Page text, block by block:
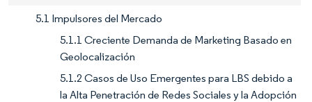
5.1 Impulsores del Mercado
5.1.1 Creciente Demanda de Marketing Basado en
Geolocalización
5.1.2 Casos de Uso Emergentes para LBS debido a
la Alta Penetración de Redes Sociales y la Adopción